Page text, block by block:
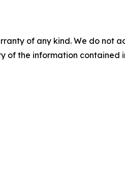
of any kind. We do
of the information